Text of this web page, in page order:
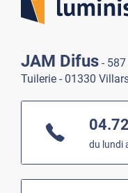
JAM Difus - 587
Tuilerie - 01330
du lundi